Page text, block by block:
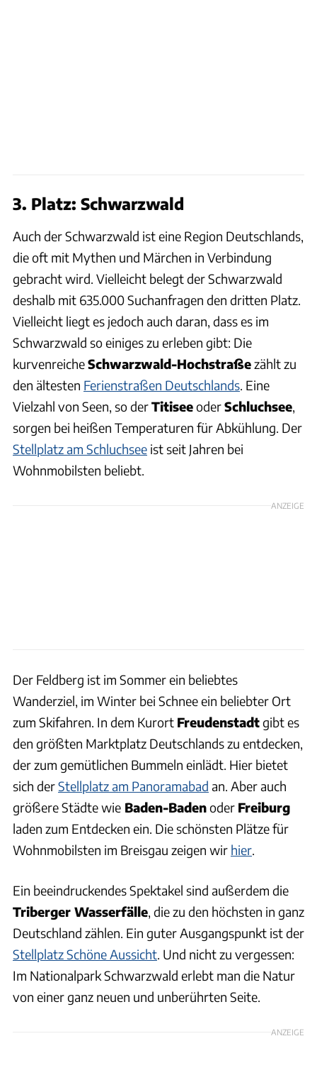
3. Platz: Schwarzwald
Auch der Schwarzwald ist eine Region Deutschlands,
die oft mit Mythen und Märchen in Verbindung
gebracht wird. Vielleicht belegt der Schwarzwald
deshalb mit 635.000 Suchanfragen den dritten Platz.
Vielleicht liegt es jedoch auch daran, dass es im
Schwarzwald so einiges zu erleben gibt: Die
kurvenreicheSchwarzwald-Hochstraßezählt zu
den ältesten Ferienstraßen Deutschlands. Eine
Vielzahl von Seen, so derTitiseeoderSchluchsee,
sorgen bei heißen Temperaturen für Abkühlung. Der
Stellplatz am Schluchsee ist seit Jahren bei
Wohnmobilsten beliebt.
ANZEIGE
Der Feldberg ist im Sommer ein beliebtes
Wanderziel, im Winter bei Schnee ein beliebter Ort
zum Skifahren. In dem Kurort Freudenstadtgibt es
den größten Marktplatz Deutschlands zu entdecken,
der zum gemütlichen Bummeln einlädt. Hier bietet
sich derStellplatz am Panoramabad an. Aber auch
größere Städte wie Baden-Badenoder Freiburg
laden zum Entdecken ein. Die schönsten Plätze für
Wohnmobilsten im Breisgau zeigen wir hier.
Ein beeindruckendes Spektakel sind außerdem die
Triberger Wasserfälle, die zu den höchsten in ganz
Deutschland zählen. Ein guter Ausgangspunkt ist der
Stellplatz Schöne Aussicht. Und nicht zu vergessen:
Im Nationalpark Schwarzwald erlebt man die Natur
von einer ganz neuen und unberührten Seite.
ANZEIGE